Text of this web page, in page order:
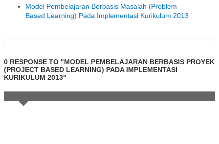
Model Pembelajaran Berbasis Masalah (Problem
Based Learning) Pada Implementasi Kurikulum 2013
0 RESPONSE TO "MODEL PEMBELAJARAN BERBASIS PROYEK
(PROJECT BASED LEARNING) PADA IMPLEMENTASI
KURIKULUM 2013"